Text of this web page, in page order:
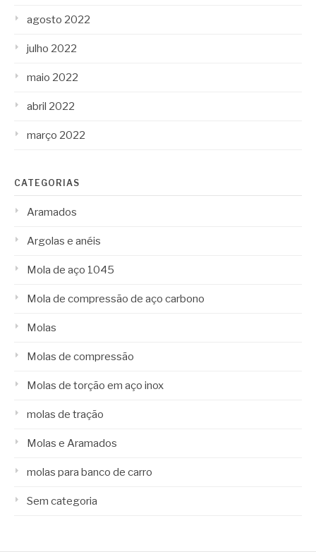
agosto 2022
julho 2022
maio 2022
abril 2022
março 2022
CATEGORIAS
Aramados
Argolas e anéis
Mola de aço 1045
Mola de compressão de aço carbono
Molas
Molas de compressão
Molas de torção em aço inox
molas de tração
Molas e Aramados
molas para banco de carro
Sem categoria